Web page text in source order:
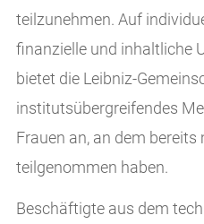
teilzunehmen. Auf
finanzielle und inhaltliche
bietet die Leibniz-
institutsübergreifendes
Frauen an, an dem bereits
teilgenommen haben.
Beschäftigte aus dem